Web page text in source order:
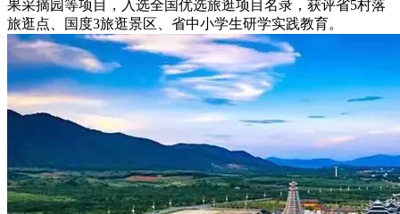
果采摘园等项目，入选全国优选旅逛项目名录，获评省5村落
旅逛点、国度3旅逛景区、省中小学生研学实践教育。